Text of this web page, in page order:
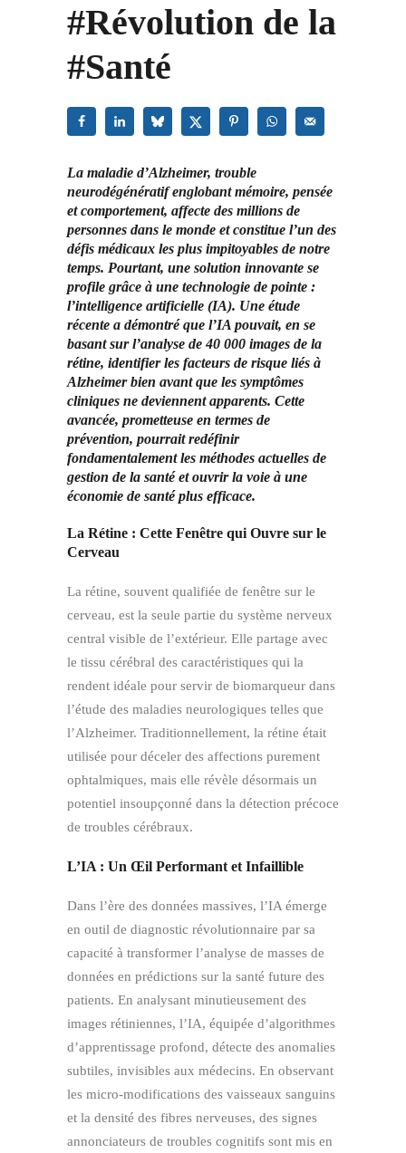
#Révolution de la
#Santé
La maladie d’Alzheimer, trouble
neurodégénératif englobant mémoire, pensée
et comportement, affecte des millions de
personnes dans le monde et constitue l’un des
défis médicaux les plus impitoyables de notre
temps. Pourtant, une solution innovante se
profile grâce à une technologie de pointe :
l’intelligence artificielle (IA). Une étude
récente a démontré que l’IA pouvait, en se
basant sur l’analyse de 40 000 images de la
rétine, identifier les facteurs de risque liés à
Alzheimer bien avant que les symptômes
cliniques ne deviennent apparents. Cette
avancée, prometteuse en termes de
prévention, pourrait redéfinir
fondamentalement les méthodes actuelles de
gestion de la santé et ouvrir la voie à une
économie de santé plus efficace.
La Rétine : Cette Fenêtre qui Ouvre sur le
Cerveau
La rétine, souvent qualifiée de fenêtre sur le
cerveau, est la seule partie du système nerveux
central visible de l’extérieur. Elle partage avec
le tissu cérébral des caractéristiques qui la
rendent idéale pour servir de biomarqueur dans
l’étude des maladies neurologiques telles que
l’Alzheimer. Traditionnellement, la rétine était
utilisée pour déceler des affections purement
ophtalmiques, mais elle révèle désormais un
potentiel insoupçonné dans la détection précoce
de troubles cérébraux.
L’IA : Un Œil Performant et Infaillible
Dans l’ère des données massives, l’IA émerge
en outil de diagnostic révolutionnaire par sa
capacité à transformer l’analyse de masses de
données en prédictions sur la santé future des
patients. En analysant minutieusement des
images rétiniennes, l’IA, équipée d’algorithmes
d’apprentissage profond, détecte des anomalies
subtiles, invisibles aux médecins. En observant
les micro-modifications des vaisseaux sanguins
et la densité des fibres nerveuses, des signes
annonciateurs de troubles cognitifs sont mis en